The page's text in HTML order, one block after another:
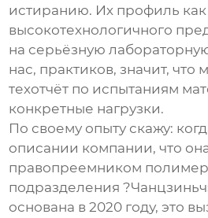
истиранию. Их профиль
высокотехнологичного
на серьёзную
нас, практиков, значит, что
техотчёт по испытаниям
конкретные нагрузки.
По своему опыту скажу:
описании компании, что
правопреемником
подразделения
основана в 2020 году, это